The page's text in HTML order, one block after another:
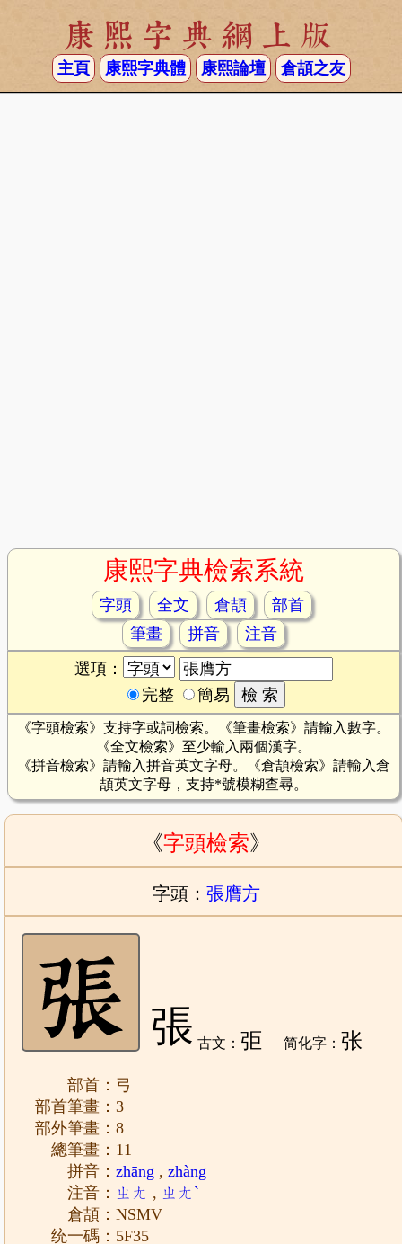
康熙字典網上版
主頁 康熙字典體 康熙論壇 倉頡之友
康熙字典檢索系統
字頭 全文 倉頡
部首
筆畫
拼音
注音
選項：
完整
簡易
《字頭檢索》支持字或詞檢索。《筆畫檢索》請輸入數字。
《全文檢索》至少輸入兩個漢字。
《拼音檢索》請輸入拼音英文字母。《倉頡檢索》請輸入倉
頡英文字母，支持*號模糊查尋。
《字頭檢索》
字頭： 張膺方
張 古文： 弡 简化字： 张
部首：弓
部首筆畫：3
部外筆畫：8
總筆畫：11
拼音：zhāng ,zhàng
注音： ㄓㄤ , ㄓㄤˋ
倉頡：NSMV
统一碼：5F35